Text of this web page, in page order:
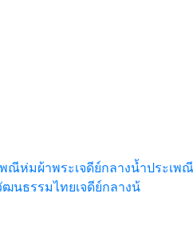
ณีห่มผ้าพระเจดีย์กลางน้ำประเพ
ฒนธรรมไทยเจดีย์กลางน้